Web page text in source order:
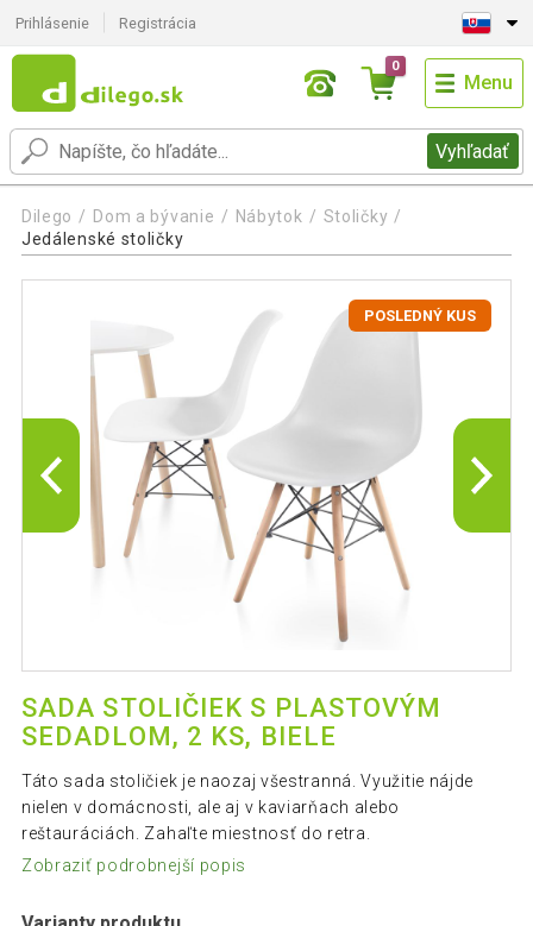
Prihlásenie Registrácia
Vyhľadať
0
Menu
Dilego Dom a bývanie Nábytok
Stoličky
Jedálenské stoličky
POSLEDNÝ KUS
SADA STOLIČIEK S PLASTOVÝM
SEDADLOM, 2 KS, BIELE
Táto sada stoličiek je naozaj všestranná. Využitie nájde
nielen v domácnosti, ale aj v kaviarňach alebo
reštauráciách. Zahaľte miestnosť do retra.
Zobraziť podrobnejší popis